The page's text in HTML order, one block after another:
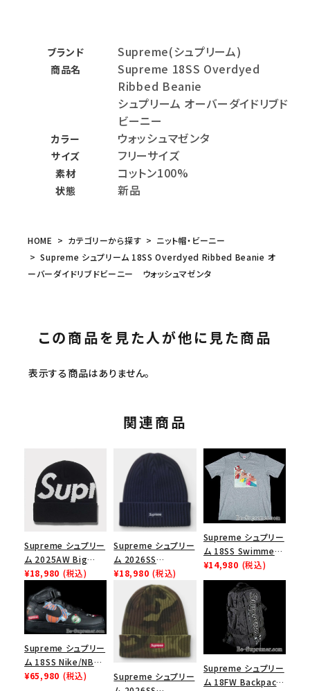
ブランド Supreme(シュプリーム)
商品名
Supreme 18SS Overdyed
Ribbed Beanie
シュプリーム オーバーダイドリブド
ビーニー
カラー ウォッシュマゼンタ
サイズ フリーサイズ
素材 コットン100%
状態 新品
HOME カテゴリーから探す
ニット帽・ビーニー
Supreme シュプリーム 18SS Overdyed Ribbed Beanie オ
ーバーダイドリブドビーニー ウォッシュマゼンタ
この商品を見た人が他に見た商品
表示する商品はありません。
関連商品
Supreme シュプリー
ム 2025AW Big
Logo Beanie ビッグ
ロゴビーニー ブラッ
ク
¥18,980 (税込)
Supreme シュプリー
ム 2026SS
Overdyed Beanie
オーバーダイド ビー
ニー ネイビー
¥18,980 (税込)
Supreme シュプリー
ム 18SS Swimmers
Tee スイマーズTシ
ャツ ヘザーグレー
¥14,980 (税込)
Supreme シュプリー
ム 18SS Nike/NBA
Teams Air Force 1
¥65,980 (税込)
Supreme シュプリー
Supreme シュプリー
ム 18FW Backpack